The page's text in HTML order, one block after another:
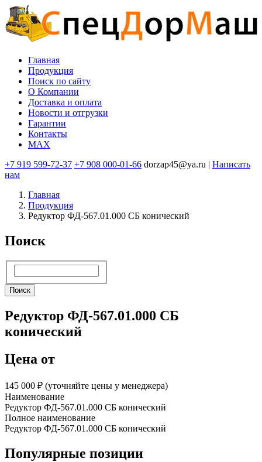
Перейти
к
основному
содержанию
Основная
навигация
Главная
Продукция
Поиск по сайту
O Компании
Доставка и оплата
Новости и отгрузки
Гарантии
Контакты
MAX
+7 919 599-72-37 +7 908 000-01-66 dorzap45@ya.ru | Написать
нам
Главная
Продукция
Редуктор ФД-567.01.000 СБ конический
Поиск
Поиск
Редуктор ФД-567.01.000 СБ
конический
Цена от
145 000 ₽︁ (уточняйте цены у менеджера)
Наименование
Редуктор ФД-567.01.000 СБ конический
Полное наименование
Редуктор ФД-567.01.000 СБ конический
Популярные позиции